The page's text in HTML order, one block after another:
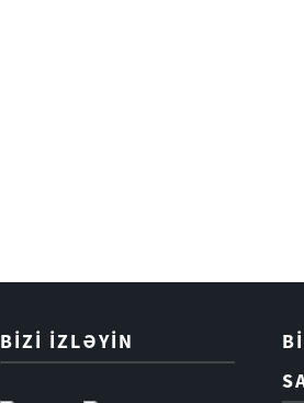
BIZI İZLƏYIN